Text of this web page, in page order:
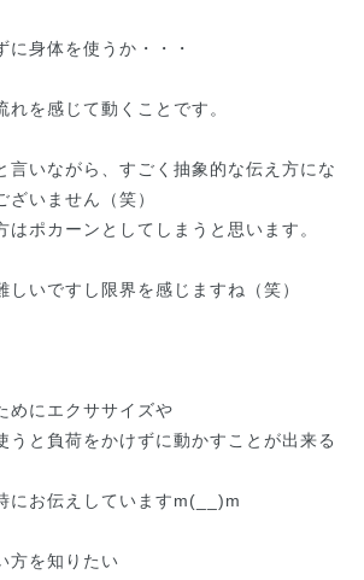
に身体を使うか・・・
れを感じて動くことです。
言いながら、すごく抽象的な伝え方にな
ざいません（笑）
はポカーンとしてしまうと思います。
しいですし限界を感じますね（笑）
めにエクササイズや
うと負荷をかけずに動かすことが出来る
にお伝えしていますm(__)m
方を知りたい